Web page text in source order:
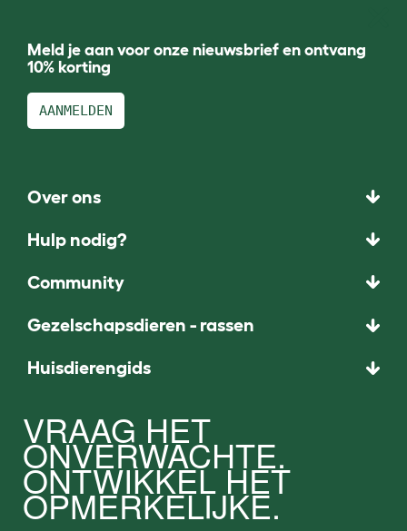
Meld je aan voor onze nieuwsbrief en ontvang
10% korting
AANMELDEN
Over ons
Hulp nodig?
Community
Gezelschapsdieren - rassen
Huisdierengids
VRAAG HET
ONVERWACHTE.
ONTWIKKEL HET
OPMERKELIJKE.